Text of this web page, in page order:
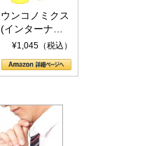
ウンコノミクス
(インターナシ
ョナル新書)
¥1,045（税込）